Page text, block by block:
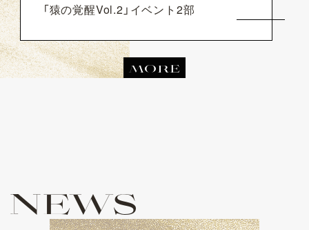
「猿の覚醒Vol.2」イベント2部
MORE
NEWS